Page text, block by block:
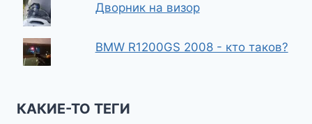
Дворник на визор
BMW R1200GS 2008 - кто таков?
КАКИЕ-ТО ТЕГИ